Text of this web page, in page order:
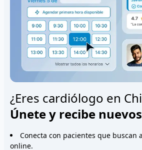
¿Eres cardiólogo en
Únete y recibe
Conecta con pacientes que buscan
online.